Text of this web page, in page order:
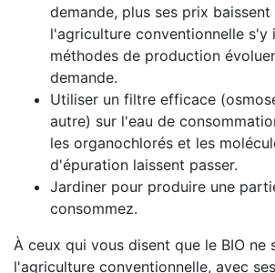
demande, plus ses prix
l'agriculture conventionnelle s'y
méthodes de production
demande.
Utiliser un filtre efficace
autre) sur l'eau de
les organochlorés et les
d'épuration laissent passer.
Jardiner pour produire une
consommez.
À ceux qui vous disent que le BIO ne
l'agriculture conventionnelle, avec